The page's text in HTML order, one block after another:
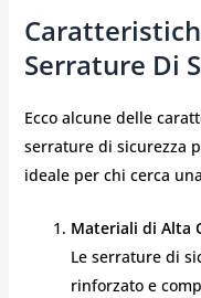
Serrature Di
Ecco alcune delle
serrature di sicurezza
ideale per chi cerca
Materiali di Alta
Le serrature di
rinforzato e